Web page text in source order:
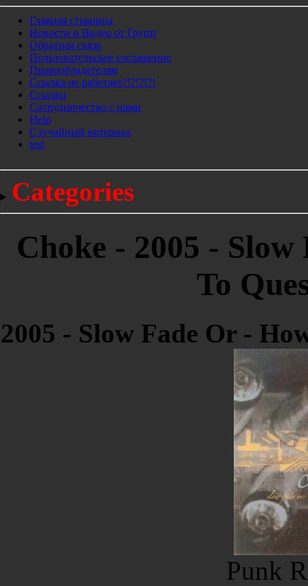
Главная страница
Новости и Видео от Групп
Обратная связь
Пользовательское соглашение
Правообладателям
Ссылка не работает?!?!?!?!
Ссылки
Сотрудничество с нами
Help
Cлучайный материал
test
Categories
Choke - 2005 -
To
2005 - Slow Fade Or -
Punk